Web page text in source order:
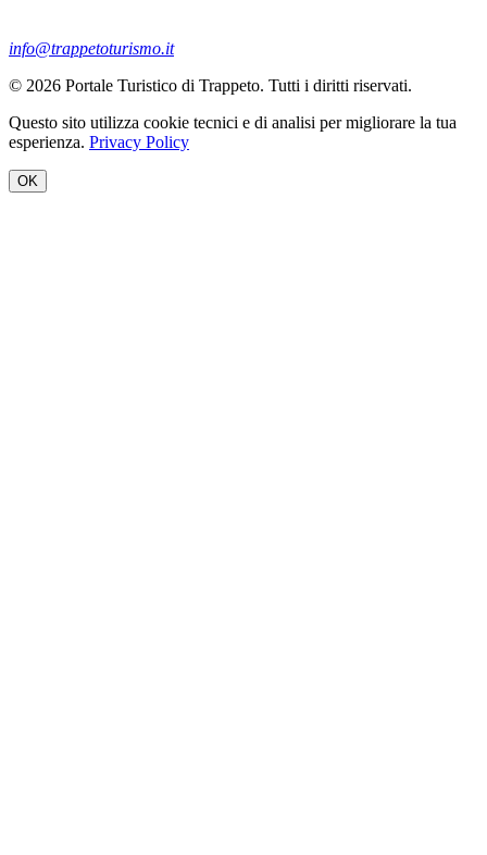
info@trappetoturismo.it
© 2026 Portale Turistico di Trappeto. Tutti i diritti riservati.
Questo sito utilizza cookie tecnici e di analisi per migliorare la tua
esperienza. Privacy Policy
OK